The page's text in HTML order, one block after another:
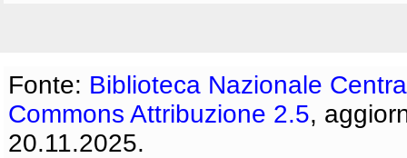
Fonte: Biblioteca Nazionale
Commons Attribuzione 2.5,
20.11.2025.